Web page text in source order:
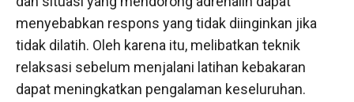
menyebabkan respons yang tidak diinginkan jika
tidak dilatih. Oleh karena itu, melibatkan teknik
relaksasi sebelum menjalani latihan kebakaran
dapat meningkatkan pengalaman keseluruhan.